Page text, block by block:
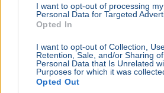
I want to opt-out of processing my
Personal Data for Targeted
Opted In
I want to opt-out of Collection,
Retention, Sale, and/or Sharing
Personal Data that Is Unrelated
Purposes for which it was
Opted Out
BELFÖLD
Összeomlás szélén a
A teljes éves bevételt a
cseréjére kellene költeni